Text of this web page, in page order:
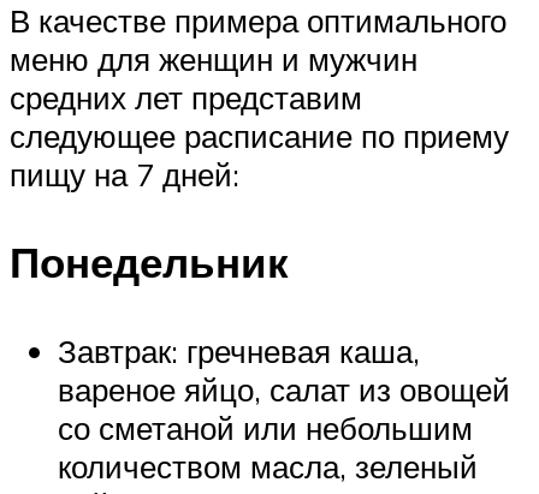
В качестве примера оптимального
меню для женщин и мужчин
средних лет представим
следующее расписание по приему
пищу на 7 дней:
Понедельник
Завтрак: гречневая каша,
вареное яйцо, салат из овощей
со сметаной или небольшим
количеством масла, зеленый